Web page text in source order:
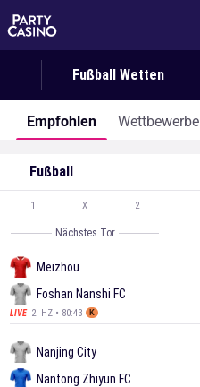
Fußball Wetten
Empfohlen Wettbewerbe
Fußball
1 X 2
Nächstes Tor
Meizhou
Foshan Nanshi FC
LIVE 2. HZ • 80:43 K
Nanjing City
Nantong Zhiyun FC